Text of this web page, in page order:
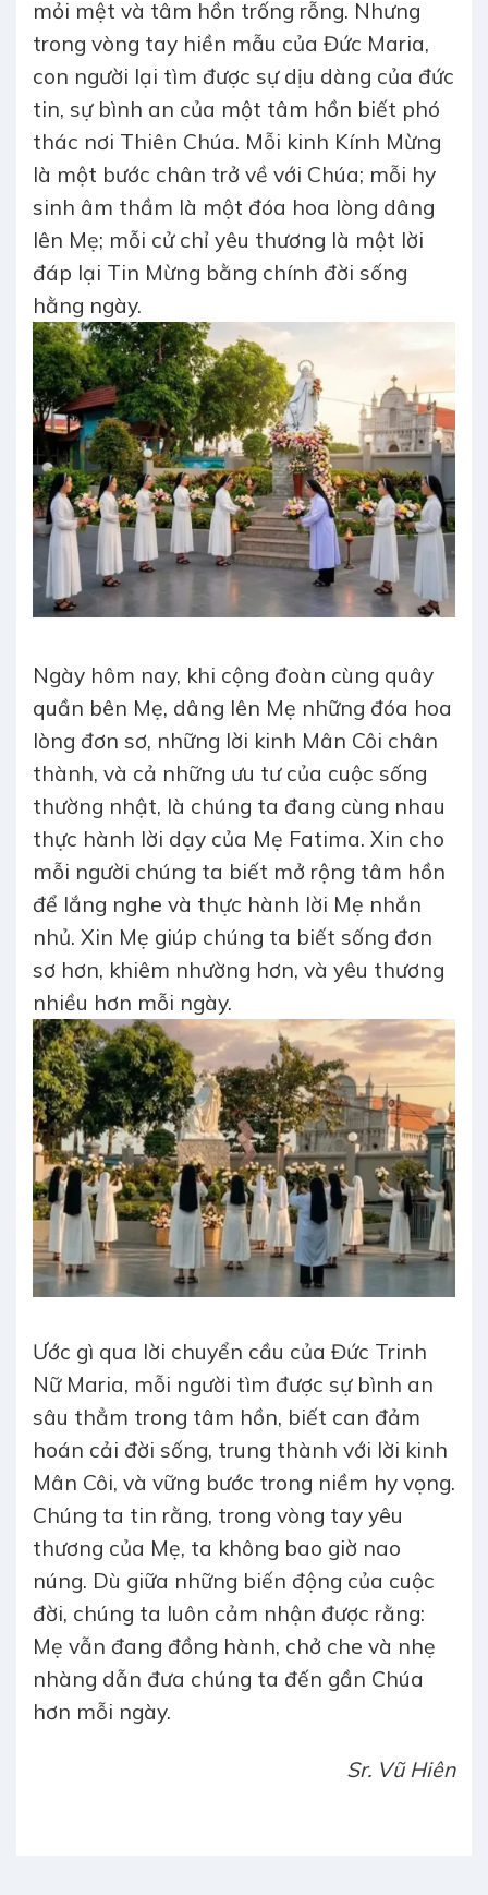
mỏi mệt và tâm hồn trống rỗng. Nhưng
trong vòng tay hiền mẫu của Đức Maria,
con người lại tìm được sự dịu dàng của đức
tin, sự bình an của một tâm hồn biết phó
thác nơi Thiên Chúa. Mỗi kinh Kính Mừng
là một bước chân trở về với Chúa; mỗi hy
sinh âm thầm là một đóa hoa lòng dâng
lên Mẹ; mỗi cử chỉ yêu thương là một lời
đáp lại Tin Mừng bằng chính đời sống
hằng ngày.
Ngày hôm nay, khi cộng đoàn cùng quây
quần bên Mẹ, dâng lên Mẹ những đóa hoa
lòng đơn sơ, những lời kinh Mân Côi chân
thành, và cả những ưu tư của cuộc sống
thường nhật, là chúng ta đang cùng nhau
thực hành lời dạy của Mẹ Fatima. Xin cho
mỗi người chúng ta biết mở rộng tâm hồn
để lắng nghe và thực hành lời Mẹ nhắn
nhủ. Xin Mẹ giúp chúng ta biết sống đơn
sơ hơn, khiêm nhường hơn, và yêu thương
nhiều hơn mỗi ngày.
Ước gì qua lời chuyển cầu của Đức Trinh
Nữ Maria, mỗi người tìm được sự bình an
sâu thẳm trong tâm hồn, biết can đảm
hoán cải đời sống, trung thành với lời kinh
Mân Côi, và vững bước trong niềm hy vọng.
Chúng ta tin rằng, trong vòng tay yêu
thương của Mẹ, ta không bao giờ nao
núng. Dù giữa những biến động của cuộc
đời, chúng ta luôn cảm nhận được rằng:
Mẹ vẫn đang đồng hành, chở che và nhẹ
nhàng dẫn đưa chúng ta đến gần Chúa
hơn mỗi ngày.
Sr. Vũ Hiên